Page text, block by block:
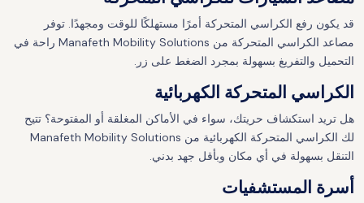
قد يكون رفع الكراسي المتحركة أمرًا مستهلكًا للوقت ومجهدًا. توفر
مصاعد الكراسي المتحركة من Manafeth Mobility Solutions راحة في
التحميل والتفريغ بسهولة بمجرد الضغط على زر.
الكراسي المتحركة الكهربائية
هل تريد استكشاف حريتك، سواء في الأماكن المغلقة أو المفتوحة؟ تتيح
لك الكراسي المتحركة الكهربائية من Manafeth Mobility Solutions
التنقل بسهولة في أي مكان وبأقل جهد بدني.
أسرة المستشفيات